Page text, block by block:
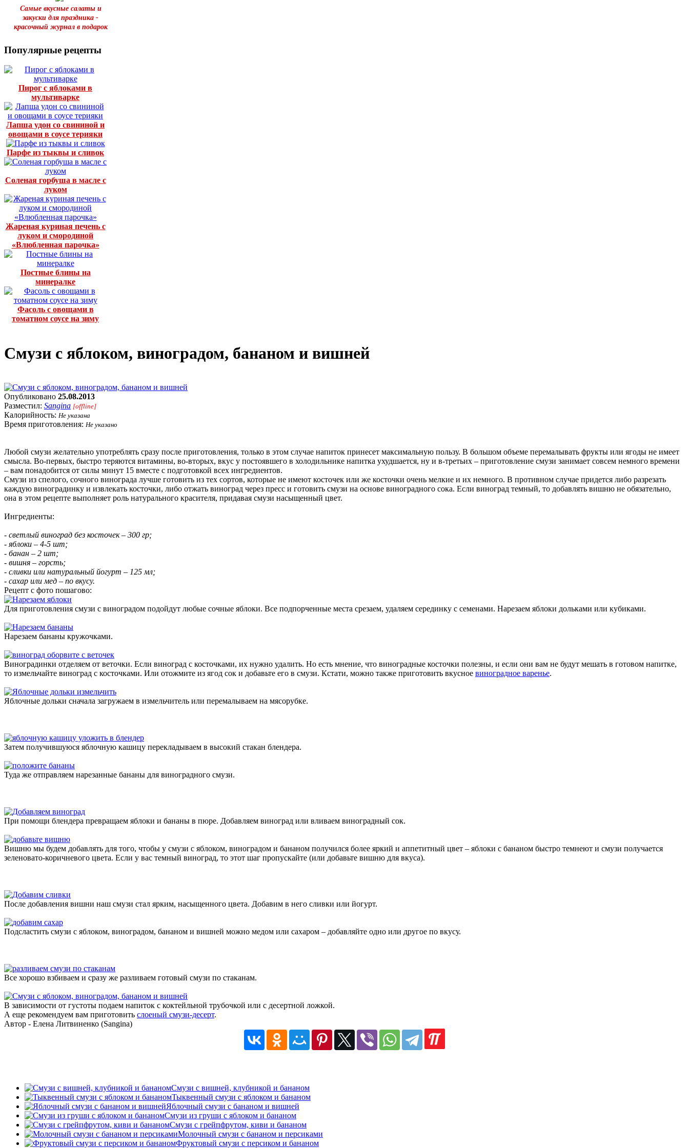
Самые вкусные салаты и
закуски для праздника -
красочный журнал в подарок
Популярные рецепты
Пирог с яблоками в
мультиварке
Лапша удон со свининой и
овощами в соусе терияки
Парфе из тыквы и сливок
Соленая горбуша в масле с
луком
Жареная куриная печень с
луком и смородиной
«Влюбленная парочка»
Постные блины на
минералке
Фасоль с овощами в
томатном соусе на зиму
Смузи с яблоком, виноградом, бананом и вишней
Опубликовано 25.08.2013
Разместил: Sangina [offline]
Калорийность: Не указана
Время приготовления: Не указано
Любой смузи желательно употреблять сразу после приготовления, только в этом случае напиток принесет максимальную пользу. В большом объеме перемалывать фрукты или ягоды не имеет
смысла. Во-первых, быстро теряются витамины, во-вторых, вкус у постоявшего в холодильнике напитка ухудшается, ну и в-третьих – приготовление смузи занимает совсем немного времени
– вам понадобится от силы минут 15 вместе с подготовкой всех ингредиентов.
Смузи из спелого, сочного винограда лучше готовить из тех сортов, которые не имеют косточек или же косточки очень мелкие и их немного. В противном случае придется либо разрезать
каждую виноградинку и извлекать косточки, либо отжать виноград через пресс и готовить смузи на основе виноградного сока. Если виноград темный, то добавлять вишню не обязательно,
она в этом рецепте выполняет роль натурального красителя, придавая смузи насыщенный цвет.
Ингредиенты:
- светлый виноград без косточек – 300 гр;
- яблоки – 4-5 шт;
- банан – 2 шт;
- вишня – горсть;
- сливки или натуральный йогурт – 125 мл;
- сахар или мед – по вкусу.
Рецепт с фото пошагово:
Для приготовления смузи с виноградом подойдут любые сочные яблоки. Все подпорченные места срезаем, удаляем серединку с семенами. Нарезаем яблоки дольками или кубиками.
Нарезаем бананы кружочками.
Виноградинки отделяем от веточки. Если виноград с косточками, их нужно удалить. Но есть мнение, что виноградные косточки полезны, и если они вам не будут мешать в готовом напитке,
то измельчайте виноград с косточками. Или отожмите из ягод сок и добавьте его в смузи. Кстати, можно также приготовить вкусное виноградное варенье.
Яблочные дольки сначала загружаем в измельчитель или перемалываем на мясорубке.
Затем получившуюся яблочную кашицу перекладываем в высокий стакан блендера.
Туда же отправляем нарезанные бананы для виноградного смузи.
При помощи блендера превращаем яблоки и бананы в пюре. Добавляем виноград или вливаем виноградный сок.
Вишню мы будем добавлять для того, чтобы у смузи с яблоком, виноградом и бананом получился более яркий и аппетитный цвет – яблоки с бананом быстро темнеют и смузи получается
зеленовато-коричневого цвета. Если у вас темный виноград, то этот шаг пропускайте (или добавьте вишню для вкуса).
После добавления вишни наш смузи стал ярким, насыщенного цвета. Добавим в него сливки или йогурт.
Подсластить смузи с яблоком, виноградом, бананом и вишней можно медом или сахаром – добавляйте одно или другое по вкусу.
Все хорошо взбиваем и сразу же разливаем готовый смузи по стаканам.
В зависимости от густоты подаем напиток с коктейльной трубочкой или с десертной ложкой.
А еще рекомендуем вам приготовить слоеный смузи-десерт.
Автор - Елена Литвиненко (Sangina)
Смузи с вишней, клубникой и бананом
Тыквенный смузи с яблоком и бананом
Яблочный смузи с бананом и вишней
Смузи из груши с яблоком и бананом
Смузи с грейпфрутом, киви и бананом
Молочный смузи с бананом и персиками
Фруктовый смузи с персиком и бананом